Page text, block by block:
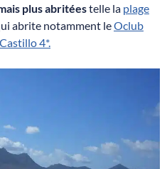
plus abritéestelle la plage
abrite notamment leOclub
4*.